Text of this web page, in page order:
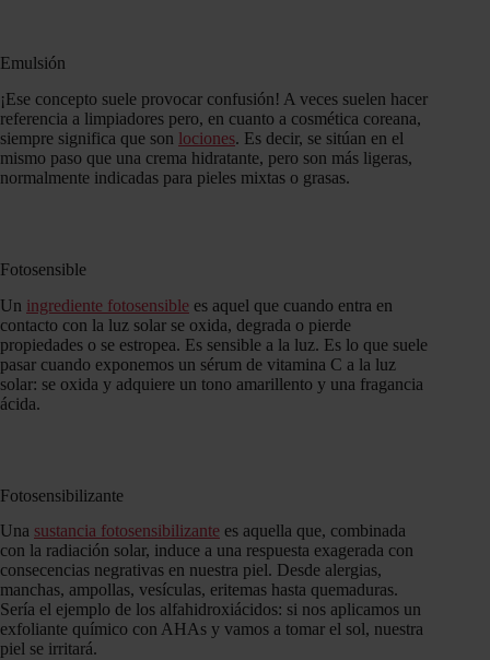
Emulsión
¡Ese concepto suele provocar confusión! A veces suelen hacer
referencia a limpiadores pero, en cuanto a cosmética coreana,
siempre significa que son lociones. Es decir, se sitúan en el
mismo paso que una crema hidratante, pero son más ligeras,
normalmente indicadas para pieles mixtas o grasas.
Fotosensible
Un ingrediente fotosensible es aquel que cuando entra en
contacto con la luz solar se oxida, degrada o pierde
propiedades o se estropea. Es sensible a la luz. Es lo que suele
pasar cuando exponemos un sérum de vitamina C a la luz
solar: se oxida y adquiere un tono amarillento y una fragancia
ácida.
Fotosensibilizante
Una sustancia fotosensibilizante es aquella que, combinada
con la radiación solar, induce a una respuesta exagerada con
consecencias negrativas en nuestra piel. Desde alergias,
manchas, ampollas, vesículas, eritemas hasta quemaduras.
Sería el ejemplo de los alfahidroxiácidos: si nos aplicamos un
exfoliante químico con AHAs y vamos a tomar el sol, nuestra
piel se irritará.